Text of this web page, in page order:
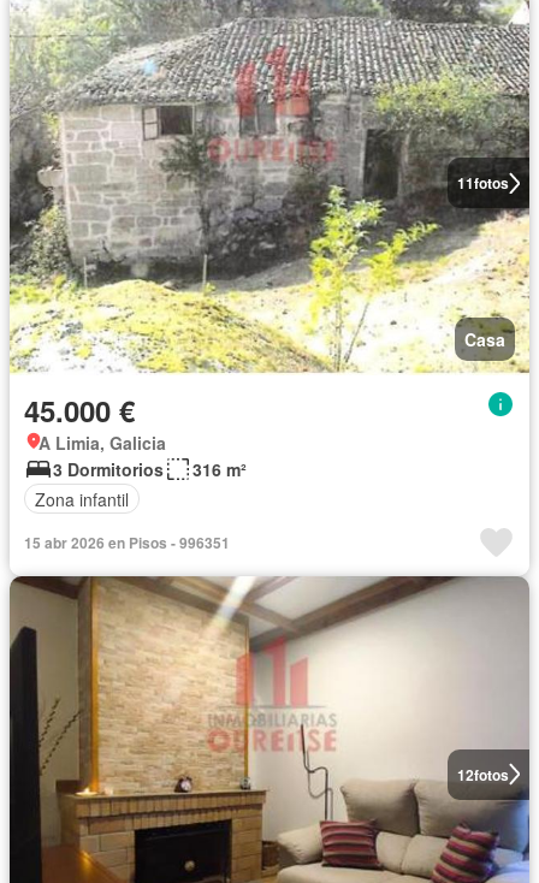
11fotos
Casa
45.000 €
A Limia, Galicia
3 Dormitorios
316 m²
Zona infantil
15 abr 2026 en Pisos - 996351
12fotos